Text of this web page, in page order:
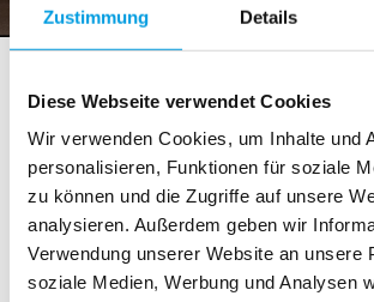
Zustimmung Details
Diese Webseite verwendet Cookies
Wir verwenden Cookies, um Inhalte und
personalisieren, Funktionen für soziale
zu können und die Zugriffe auf unsere
analysieren. Außerdem geben wir
Verwendung unserer Website an unsere
soziale Medien, Werbung und Analysen
Veigel übernimmt
von SIFAT in ganzheitliches,
Fahrschulkonzept
2. April 2025
: Berliner Hersteller von